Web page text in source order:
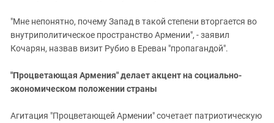
"Мне непонятно, почему Запад в такой степени вторгается во
внутриполитическое пространство Армении", - заявил
Кочарян, назвав визит Рубио в Ереван "пропагандой".
"Процветающая Армения" делает акцент на социально-
экономическом положении страны
Агитация "Процветающей Армении" сочетает патриотическую